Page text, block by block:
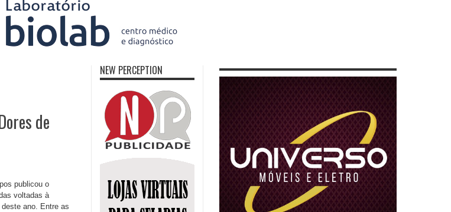
de
publicou o
voltadas à
ano. Entre as
NEW PERCEPTION